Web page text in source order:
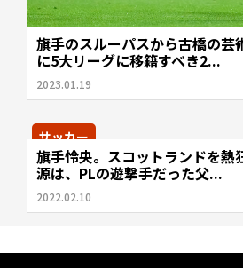
旗手のスルーパスから古橋の芸
に5大リーグに移籍すべき2...
2023.01.19
サッカー
旗手怜央。スコットランドを熱
源は、PLの遊撃手だった父...
2022.02.10